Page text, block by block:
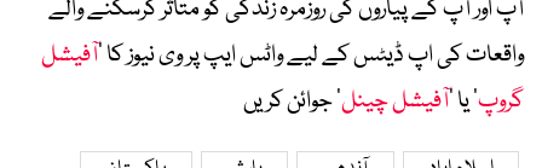
آپ اور آپ کے پیاروں کی روزمرہ زندگی کو متاثر کرسکنے والے
واقعات کی اپ ڈیٹس کے لیے واٹس ایپ پر وی نیوز کا ’آفیشل
گروپ‘ یا ’آفیشل چینل‘ جوائن کریں